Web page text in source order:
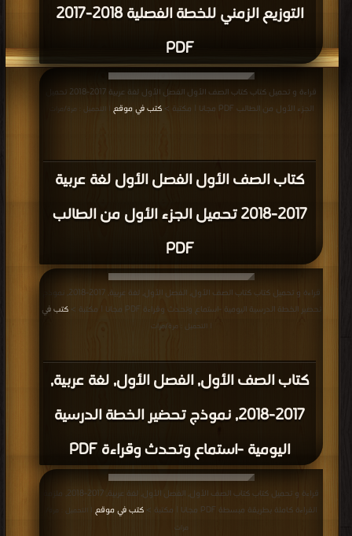
التوزيع الزمني للخطة الفصلية 2018-2017
PDF
كتاب الصف الأول الفصل الأول لغة عربية
2017-2018 تحميل الجزء الأول من الطالب
PDF
قراءة و تحميل كتاب كتاب الصف الأول الفصل الأول لغة عربية 2017-2018 تحميل
الجزء الأول من الطالب PDF مجانا | مكتبة >
كتب في موقع | التحميل : مرة/مرات
كتاب الصف الأول, الفصل الأول, لغة عربية,
2017-2018, نموذج تحضير الخطة الدرسية
اليومية -استماع وتحدث وقراءة PDF
قراءة و تحميل كتاب كتاب الصف الأول, الفصل الأول, لغة عربية, 2017-2018, نموذج
تحضير الخطة الدرسية اليومية -استماع وتحدث وقراءة PDF مجانا | مكتبة >
كتب في
| التحميل : مرة/مرات
قراءة و تحميل كتاب كتاب الصف الأول, الفصل الأول, لغة عربية, 2017-2018, ملزمة
القراءة كاملة بطريقة مبسطة PDF مجانا | مكتبة >
كتب في موقع
| التحميل : مرة/
مرات